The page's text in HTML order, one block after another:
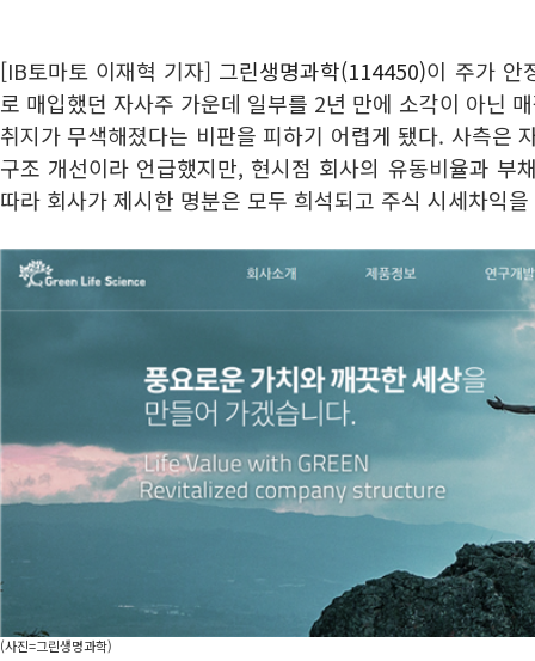
[IB토마토 이재혁 기자] 그린생명과학(114450)이 주가 안
로 매입했던 자사주 가운데 일부를 2년 만에 소각이 아닌
취지가 무색해졌다는 비판을 피하기 어렵게 됐다. 사측은
구조 개선이라 언급했지만, 현시점 회사의 유동비율과 부
따라 회사가 제시한 명분은 모두 희석되고 주식 시세차익
(사진=그린생명과학)